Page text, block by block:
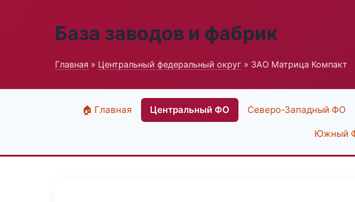
База заводов и фабрик
Главная » Центральный федеральный округ » ЗАО Матрица Компакт
🏠 Главная Центральный ФО Северо-Западный ФО
Южный